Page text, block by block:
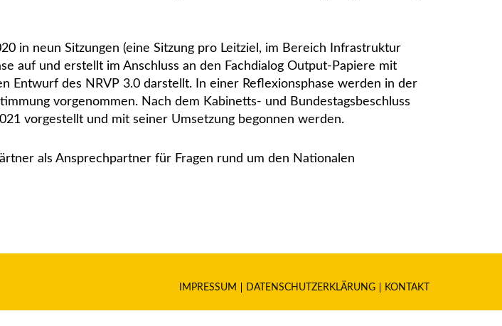
in neun Sitzungen (eine Sitzung pro Leitziel, im Bereich Infrastruktur
auf und erstellt im Anschluss an den Fachdialog Output-Papiere mit
Entwurf des NRVP 3.0 darstellt. In einer Reflexionsphase werden in der
vorgenommen. Nach dem Kabinetts- und Bundestagsbeschluss
vorgestellt und mit seiner Umsetzung begonnen werden.
als Ansprechpartner für Fragen rund um den Nationalen
IMPRESSUM DATENSCHUTZERKLÄRUNG KONTAKT